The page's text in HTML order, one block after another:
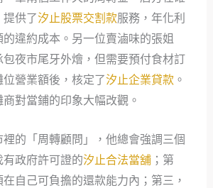
供了汐止股票交割款服務，年化利
違約成本。另一位賣滷味的張姐
包夜市尾牙外燴，但需要預付食材訂
營業額後，核定了汐止企業貸款。
對當鋪的印象大幅改觀。
的「周轉顧問」，他總會強調三個
政府許可證的汐止合法當舖；第
自己可負擔的還款能力內；第三，